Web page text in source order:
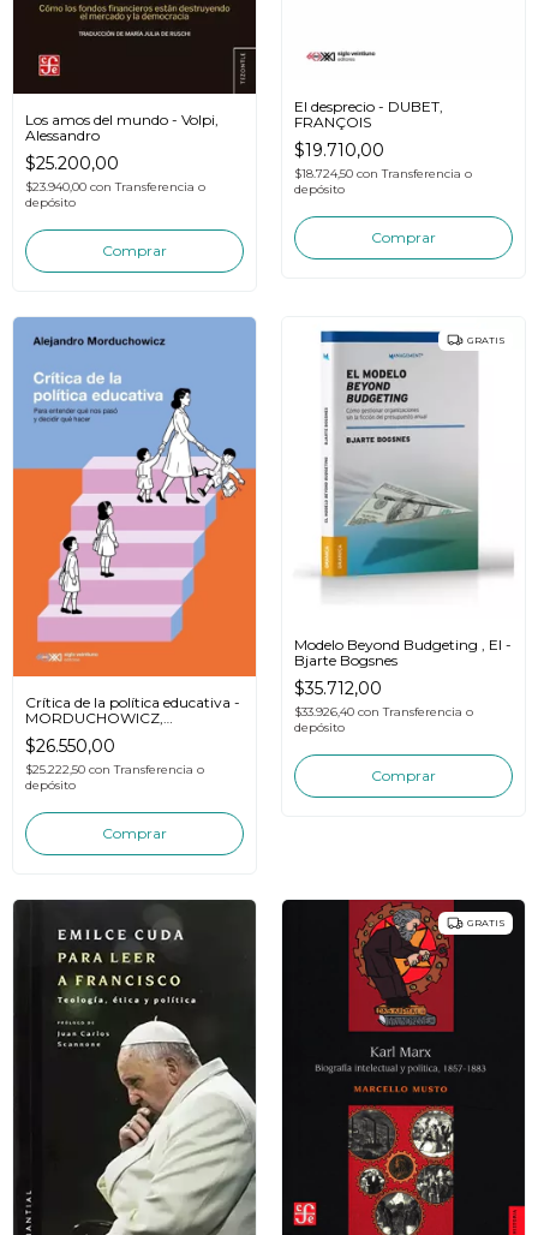
Los amos del mundo - Volpi,
Alessandro
$25.200,00
$23.940,00 con Transferencia o
depósito
El desprecio - DUBET,
FRANÇOIS
$19.710,00
$18.724,50 con Transferencia o
depósito
Crítica de la política educativa -
MORDUCHOWICZ,
ALEJANDRO
$26.550,00
$25.222,50 con Transferencia o
depósito
GRATIS
Modelo Beyond Budgeting , El -
Bjarte Bogsnes
$35.712,00
$33.926,40 con Transferencia o
depósito
GRATIS